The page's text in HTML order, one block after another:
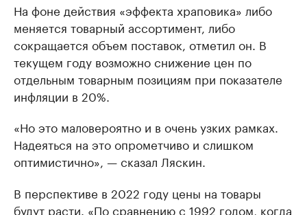
На фоне действия «эффекта храповика» либо
меняется товарный ассортимент, либо
сокращается объем поставок, отметил он. В
текущем году возможно снижение цен по
отдельным товарным позициям при показателе
инфляции в 20%.
«Но это маловероятно и в очень узких рамках.
Надеяться на это опрометчиво и слишком
оптимистично», — сказал Ляскин.
В перспективе в 2022 году цены на товары
будут расти. «По сравнению с 1992 годом, когда